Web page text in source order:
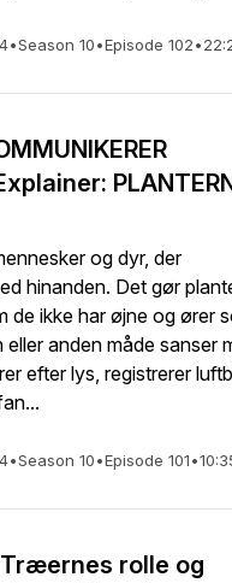
•Season 10•Episode 102•
og dyr, der
hinanden. Det gør
de ikke har øjne og ører
eller anden måde sanser
efter lys, registrerer
•Season 10•Episode 101•
rolle og